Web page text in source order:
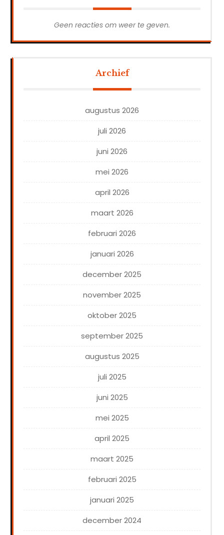
Geen reacties om weer te geven.
Archief
augustus 2026
juli 2026
juni 2026
mei 2026
april 2026
maart 2026
februari 2026
januari 2026
december 2025
november 2025
oktober 2025
september 2025
augustus 2025
juli 2025
juni 2025
mei 2025
april 2025
maart 2025
februari 2025
januari 2025
december 2024